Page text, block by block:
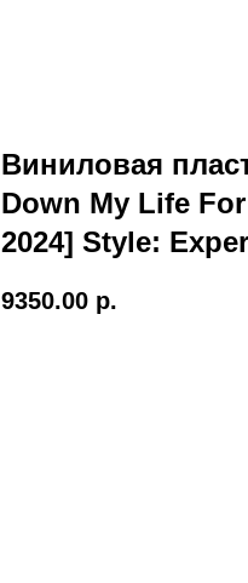
Виниловая
Down My Life
2024] Style:
9350.00 р.